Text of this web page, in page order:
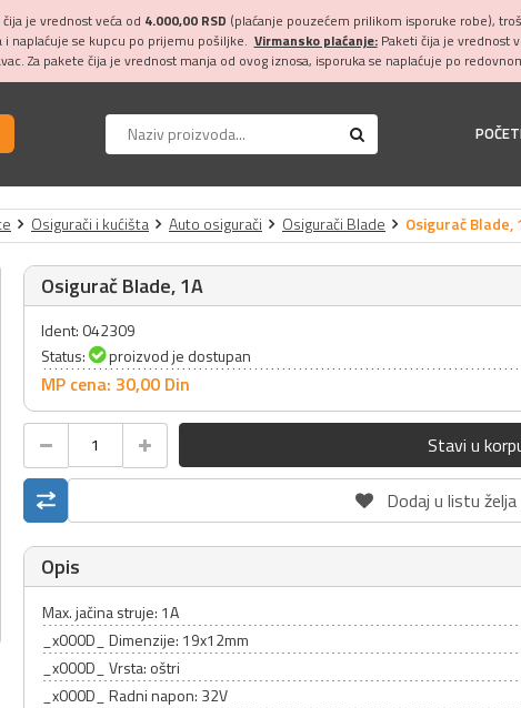
čija je vrednost veća od 4.000,00 RSD (plaćanje pouzećem prilikom isporuke robe),
i naplaćuje se kupcu po prijemu pošiljke. Virmansko plaćanje:Paketi čija je vrednost
Za pakete čija je vrednost manja od ovog iznosa, isporuka se naplaćuje po
Osigurači i kućišta Auto osigurači Osigurači Blade Osigurač Blade,
Osigurač Blade, 1A
Ident: 042309
Status:
proizvod je dostupan
MP cena: 30,00 Din
Stavi u
Dodaj u listu želja
Opis
Max. jačina struje: 1A
_x000D_ Dimenzije: 19x12mm
_x000D_ Vrsta: oštri
_x000D_ Radni napon: 32V